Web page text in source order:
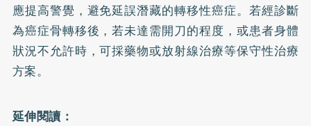
應提高警覺，避免延誤潛藏的轉移性癌症。若經診斷
為癌症骨轉移後，若未達需開刀的程度，或患者身體
狀況不允許時，可採藥物或放射線治療等保守性治療
方案。
延伸閱讀：